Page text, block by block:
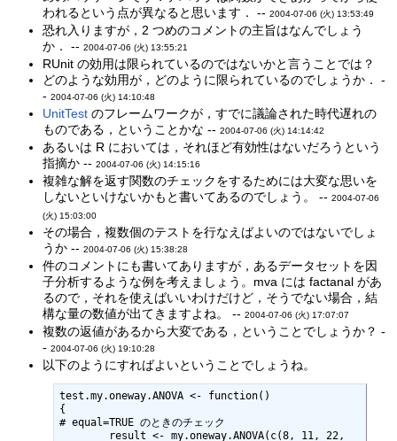
われるという点が異なると思います． --2004-07-06 (火) 13:53:49
恐れ入りますが，2 つめのコメントの主旨はなんでしょう
か． --2004-07-06 (火) 13:55:21
RUnit の効用は限られているのではないかと言うことでは？
どのような効用が，どのように限られているのでしょうか． -
-2004-07-06 (火) 14:10:48
UnitTest のフレームワークが，すでに議論された時代遅れの
ものである，ということかな --2004-07-06 (火) 14:14:42
あるいは R においては，それほど有効性はないだろうという
指摘か --2004-07-06 (火) 14:15:16
複雑な解を返す関数のチェックをするためには大変な思いを
しないといけないかもと書いてあるのでしょう。 --2004-07-06
(火) 15:03:00
その場合，複数個のテストを行なえばよいのではないでしょ
うか --2004-07-06 (火) 15:38:28
件のコメントにも書いてありますが，あるデータセットを因
子分析するような例を考えましょう。mva には factanal があ
るので，それを使えばいいわけだけど，そうでない場合，結
構な量の数値が出てきますよね。 --2004-07-06 (火) 17:07:07
複数の返値があるから大変である，ということでしょうか？ -
-2004-07-06 (火) 19:10:28
以下のようにすればよいということでしょうね。
test.my.oneway.ANOVA <- function()
{
# equal=TRUE のときのチェック